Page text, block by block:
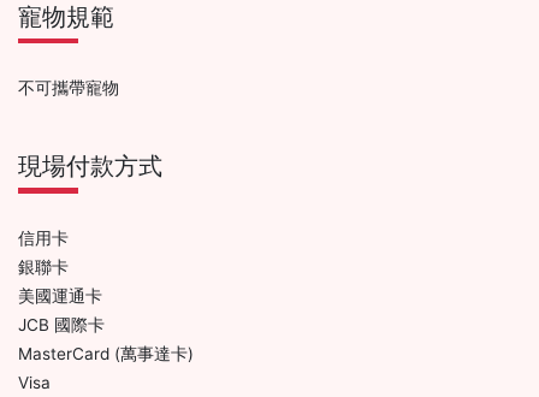
寵物規範
不可攜帶寵物
現場付款方式
信用卡
銀聯卡
美國運通卡
JCB 國際卡
MasterCard (萬事達卡)
Visa